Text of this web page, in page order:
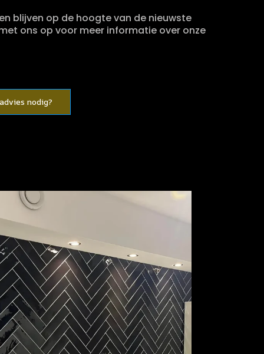
blijven op de hoogte van de nieuwste
ons op voor meer informatie over onze
nodig?